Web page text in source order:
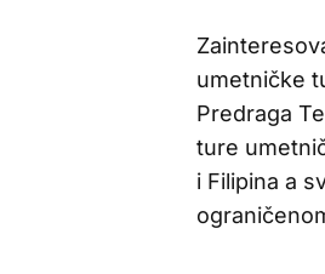
umetničke
Predraga
ture
i Filipina a